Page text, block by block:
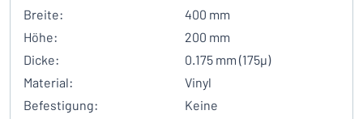
Breite:
400 mm
Höhe:
200 mm
Dicke:
0.175 mm (175µ)
Material:
Vinyl
Befestigung:
Keine